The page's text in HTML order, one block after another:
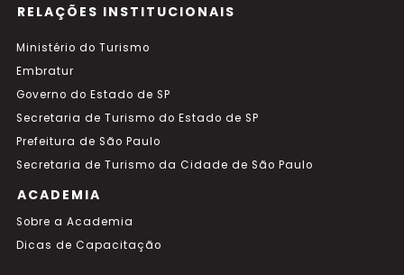
RELAÇÕES INSTITUCIONAIS
Ministério do Turismo
Embratur
Governo do Estado de SP
Secretaria de Turismo do Estado de SP
Prefeitura de São Paulo
Secretaria de Turismo da Cidade de São Paulo
ACADEMIA
Sobre a Academia
Dicas de Capacitação